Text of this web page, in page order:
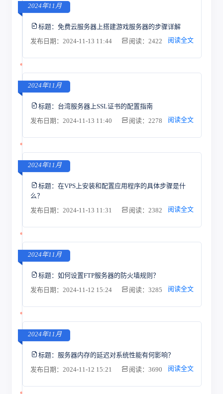
2024年11月
标题： 免费云服务器上搭建游戏服务器的步骤详解
发布日期：2024-11-13 11:44
阅读：2422 阅读全文
2024年11月
标题： 台湾服务器上SSL证书的配置指南
发布日期：2024-11-13 11:40
阅读：2278 阅读全文
2024年11月
标题： 在VPS上安装和配置应用程序的具体步骤是什
么？
发布日期：2024-11-13 11:31
阅读：2382 阅读全文
2024年11月
标题： 如何设置FTP服务器的防火墙规则？
发布日期：2024-11-12 15:24
阅读：3285 阅读全文
2024年11月
标题： 服务器内存的延迟对系统性能有何影响？
发布日期：2024-11-12 15:21
阅读：3690 阅读全文